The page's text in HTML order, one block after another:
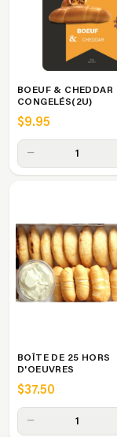
BOEUF & CHEDDAR
CONGELÉS(2U)
$9.95
− 1
BOÎTE DE 25 HORS
D'OEUVRES
$37.50
− 1